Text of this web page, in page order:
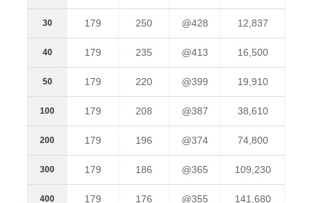
30 179 250 @428 12,837
40 179 235 @413 16,500
50 179 220 @399 19,910
100 179 208 @387 38,610
200 179 196 @374 74,800
300 179 186 @365 109,230
400 179 176 @355 141,680